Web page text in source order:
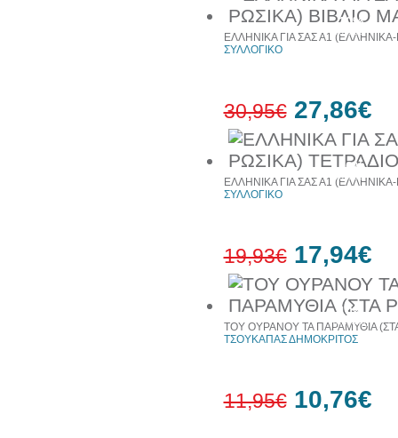
10%
έκπτωση
10%
έκπτωση
ΕΛΛΗΝΙΚΑ ΓΙΑ ΣΑΣ Α1
ΣΥΛΛΟΓΙΚΟ
30,95€ 27,86€
10%
έκπτωση
ΕΛΛΗΝΙΚΑ ΓΙΑ ΣΑΣ Α1
ΣΥΛΛΟΓΙΚΟ
19,93€ 17,94€
ΤΟΥ ΟΥΡΑΝΟΥ ΤΑ ΠΑΡΑΜΥΘΙΑ
ΤΣΟΥΚΑΠΑΣ ΔΗΜΟΚΡΙΤΟΣ
11,95€ 10,76€